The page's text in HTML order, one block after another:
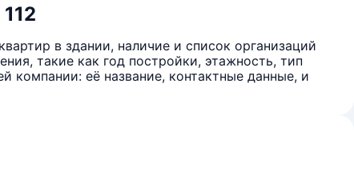
в здании, наличие и список организаций
такие как год постройки, этажность, тип
компании: её название, контактные данные, и